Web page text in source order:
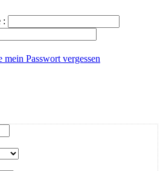
:
mein Passwort vergessen